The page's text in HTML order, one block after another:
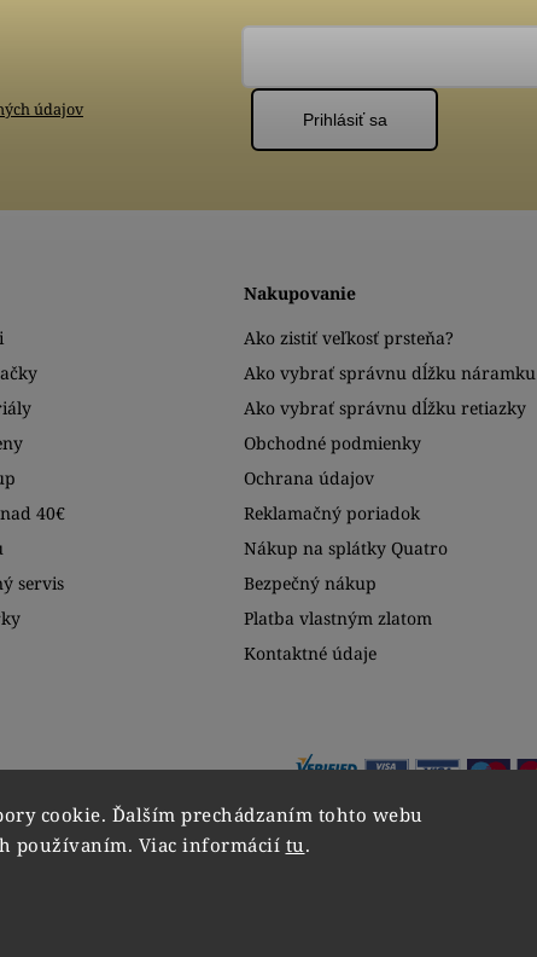
cookie. Ďalším prechádzaním tohto webu
používaním. Viac informácií tu.
40€
servis
Nakupovanie
Ako zistiť veľkosť prsteňa?
Ako vybrať správnu dĺžku náramku
Ako vybrať správnu dĺžku retiazky
Obchodné podmienky
Ochrana údajov
Reklamačný poriadok
Nákup na splátky Quatro
Bezpečný nákup
Platba vlastným zlatom
Kontaktné údaje
údajov
Prihlásiť sa